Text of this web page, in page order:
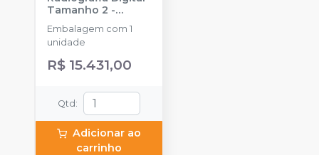
Tamanho 2 -
SAEVO
Embalagem com 1
unidade
R$ 15.431,00
Qtd :
Adicionar ao
carrinho